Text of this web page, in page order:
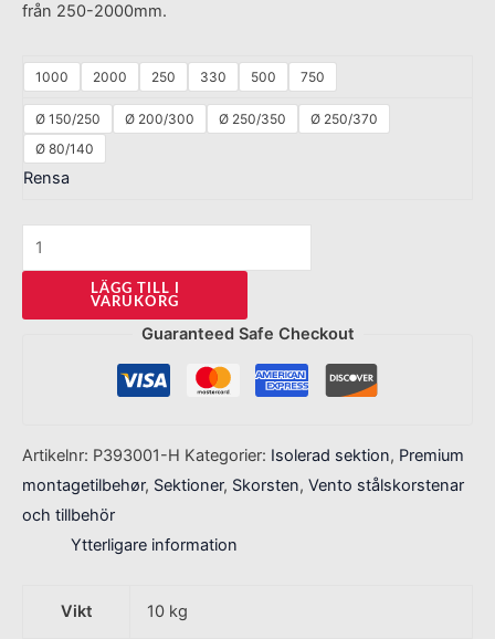
från 250-2000mm.
1000 2000 250 330 500 750
Ø 150/250 Ø 200/300 Ø 250/350
Ø 250/370
Ø 80/140
Rensa
LÄGG TILL I
VARUKORG
Guaranteed Safe Checkout
Artikelnr: P393001-H Kategorier: Isolerad sektion, Premium
montagetilbehør, Sektioner, Skorsten, Vento stålskorstenar
och tillbehör
Ytterligare information
Vikt 10 kg